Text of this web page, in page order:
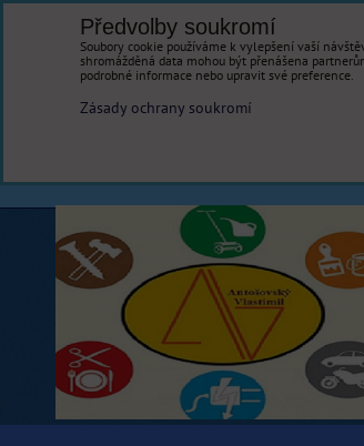
Předvolby soukromí
Soubory cookie používáme k vylepšení vaší
shromážděná data mohou být přenášena
podrobné informace nebo upravit své preference.
Zásady ochrany soukromí